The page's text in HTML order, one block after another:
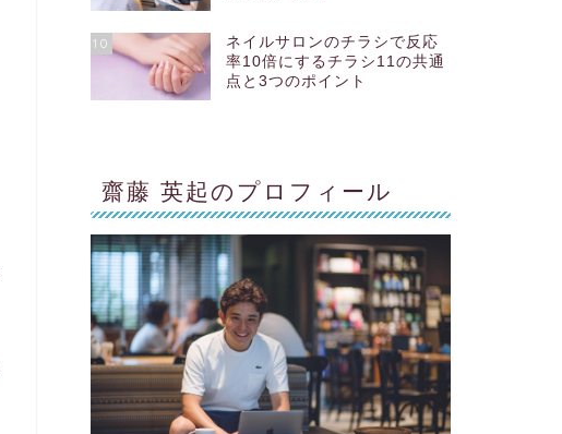
10
ネイルサロンのチラシで反応
率10倍にするチラシ11の共通
点と3つのポイント
齋藤 英起のプロフィール